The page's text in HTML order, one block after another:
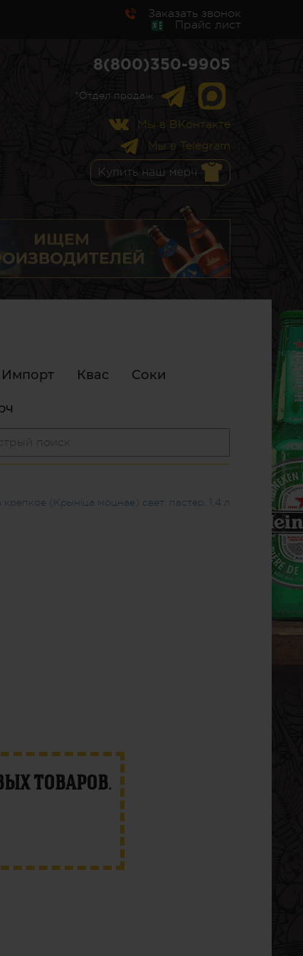
Заказать звонок
Прайс лист
8(800)350-9905
*Отдел продаж
Мы в ВКонтакте
Мы в Telegram
Импорт Квас Соки
товаров.